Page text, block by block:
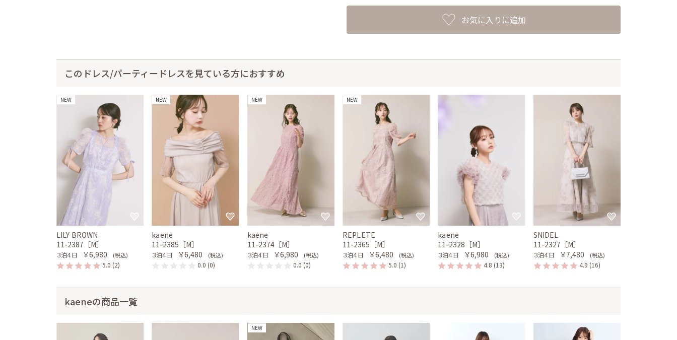
お気に入りに追加
このドレス/パーティードレスを見ている方におすすめ
NEW
LILY BROWN
11-2387［M］
３泊４日 ￥6,980 (税込)
5.0 (2)
NEW
kaene
11-2385［M］
３泊４日 ￥6,480 (税込)
0.0 (0)
NEW
kaene
11-2374［M］
３泊４日 ￥6,980 (税込)
0.0 (0)
NEW
REPLETE
11-2365［M］
３泊４日 ￥6,480 (税込)
5.0 (1)
kaene
11-2328［M］
３泊４日 ￥6,980 (税込)
4.8 (13)
SNIDEL
11-2327［M］
３泊４日 ￥7,480 (税込)
4.9 (16)
kaeneの商品一覧
NEW